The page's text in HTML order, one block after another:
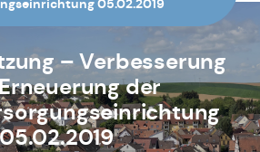
05.02.2019
– Verbesserung
der